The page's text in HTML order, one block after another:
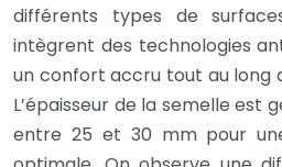
différents types de
intègrent des technologies
un confort accru tout au long
L’épaisseur de la semelle est
entre 25 et 30 mm pour